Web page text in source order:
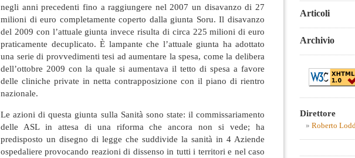
negli anni precedenti fino a raggiungere nel 2007 un disavanzo di 27
milioni di euro completamente coperto dalla giunta Soru. Il disavanzo
del 2009 con l’attuale giunta invece risulta di circa 225 milioni di euro
praticamente decuplicato. È lampante che l’attuale giunta ha adottato
una serie di provvedimenti tesi ad aumentare la spesa, come la delibera
dell’ottobre 2009 con la quale si aumentava il tetto di spesa a favore
delle cliniche private in netta contrapposizione con il piano di rientro
nazionale.
Le azioni di questa giunta sulla Sanità sono state: il commissariamento
delle ASL in attesa di una riforma che ancora non si vede; ha
predisposto un disegno di legge che suddivide la sanità in 4 Aziende
ospedaliere provocando reazioni di dissenso in tutti i territori e nel caso
Articoli
Archivio
Direttore
Roberto